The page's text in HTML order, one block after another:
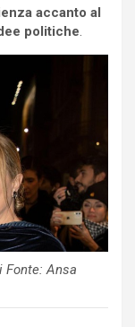
accanto al
politiche.
Fonte: Ansa